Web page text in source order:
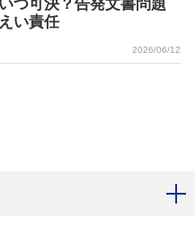
つ可決？告発文書問題
い責任
2026/06/12